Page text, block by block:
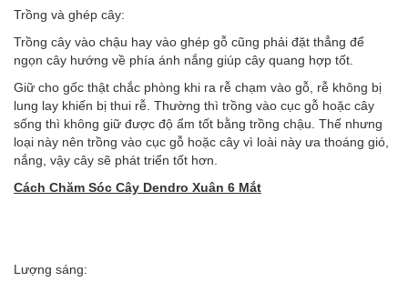
Trồng và ghép cây:
Trồng cây vào chậu hay vào ghép gỗ cũng phải đặt thẳng để
ngọn cây hướng về phía ánh nắng giúp cây quang hợp tốt.
Giữ cho gốc thật chắc phòng khi ra rễ chạm vào gỗ, rễ không bị
lung lay khiến bị thui rễ. Thường thì trồng vào cục gỗ hoặc cây
sống thì không giữ được độ ẩm tốt bằng trồng chậu. Thế nhưng
loại này nên trồng vào cục gỗ hoặc cây vì loài này ưa thoáng gió,
nắng, vậy cây sẽ phát triển tốt hơn.
Cách Chăm Sóc Cây Dendro Xuân 6 Mắt
Lượng sáng: